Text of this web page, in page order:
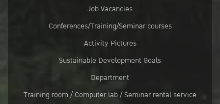
Job Vacancies
Conferences/Training/Seminar courses
Activity Pictures
Sustainable Development Goals
Department
Training room / Computer lab / Seminar rental service